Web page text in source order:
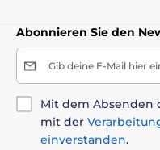
Bellen
Geräusch- und
das Halsband nur
tatsächlich bellt.
Abonnieren Sie den
Gib deine E-Mail hier
Mit dem Absenden
mit der
einverstanden.